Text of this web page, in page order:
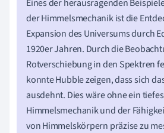
Eines der herausragenden
der Himmelsmechanik ist die
Expansion des Universums durch
1920er Jahren. Durch die
Rotverschiebung in den Spektren
konnte Hubble zeigen, dass sich
ausdehnt. Dies wäre ohne ein
Himmelsmechanik und der
von Himmelskörpern präzise zu